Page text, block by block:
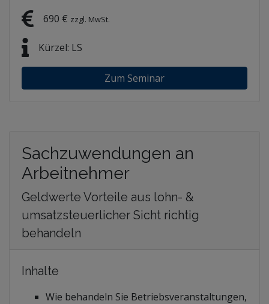
690 € zzgl. MwSt.
Kürzel: LS
Zum Seminar
Sachzuwendungen an
Arbeitnehmer
Geldwerte Vorteile aus lohn- &
umsatzsteuerlicher Sicht richtig
behandeln
Inhalte
Wie behandeln Sie Betriebsveranstaltungen,